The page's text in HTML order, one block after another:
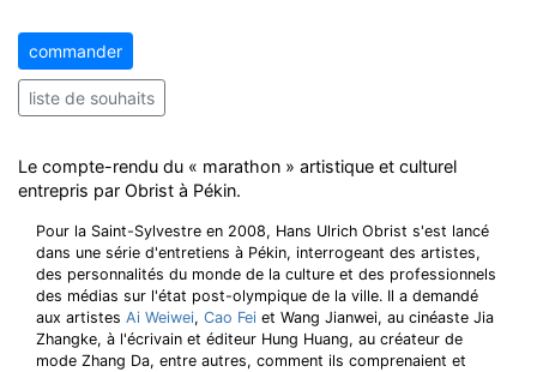
commander
liste de souhaits
Le compte-rendu du « marathon » artistique et culturel
entrepris par Obrist à Pékin.
Pour la Saint-Sylvestre en 2008, Hans Ulrich Obrist s'est lancé
dans une série d'entretiens à Pékin, interrogeant des artistes,
des personnalités du monde de la culture et des professionnels
des médias sur l'état post-olympique de la ville. Il a demandé
aux artistes Ai Weiwei, Cao Fei et Wang Jianwei, au cinéaste Jia
Zhangke, à l'écrivain et éditeur Hung Huang, au créateur de
mode Zhang Da, entre autres, comment ils comprenaient et